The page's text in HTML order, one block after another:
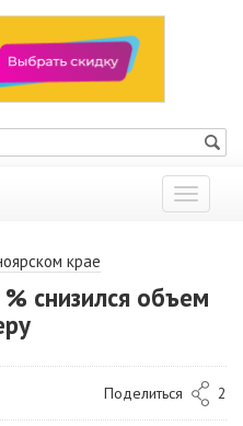
Показать
меню
крае
снизился объем
Поделиться 2